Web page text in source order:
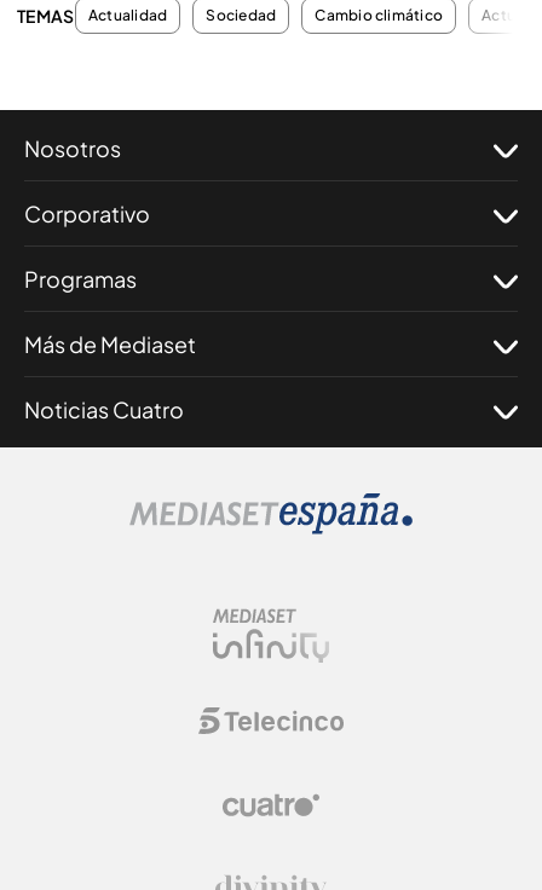
TEMAS Actualidad Sociedad Cambio climático
Nosotros
Corporativo
Programas
Más de Mediaset
Noticias Cuatro